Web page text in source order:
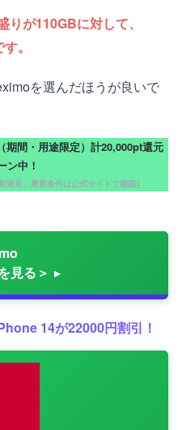
が110GBに対して、
。
を選んだほうが良いで
間・用途限定）計20,000pt還元
ン中！
進呈。最新条件は公式サイトで確認）
見る＞
14が22000円割引！